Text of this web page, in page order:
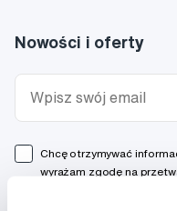
Nowości i oferty
Chcę otrzymywać
wyrażam zgodę na